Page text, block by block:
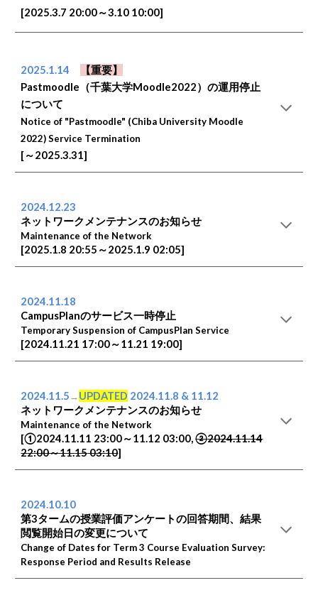
[2025.3.7 20:00～3.10 10:00]
2025.1.14
【重要】
Pastmoodle（千葉大学Moodle2022）の運用停止
について
Notice of "Pastmoodle" (Chiba University Moodle
2022) Service Termination
[～2025.3.31]
2024.12.23
ネットワークメンテナンスのお知らせ
Maintenance of the Network
[2025.1.8 20:55～2025.1.9 02:05]
2024.11.18
CampusPlanのサービス一時停止
Temporary Suspension of CampusPlan Service
[2024.11.21 17:00～11.21 19:00]
2024.11.5→UPDATED 2024.11.8 & 11.12
ネットワークメンテナンスのお知らせ
Maintenance of the Network
[①2024.11.11 23:00～11.12 03:00,②2024.11.14
22:00～11.1503:10]
2024.10.10
第3タームの授業評価アンケートの回答期間、結果
閲覧開始日の変更について
Change of Dates for Term 3 Course Evaluation Survey:
Response Period and Results Release